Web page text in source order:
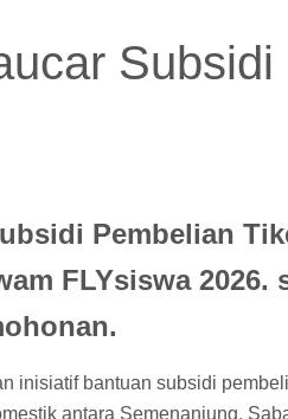
Subsidi
Pembelian
FLYsiswa 2026.
inisiatif bantuan subsidi
antara Semenanjung,